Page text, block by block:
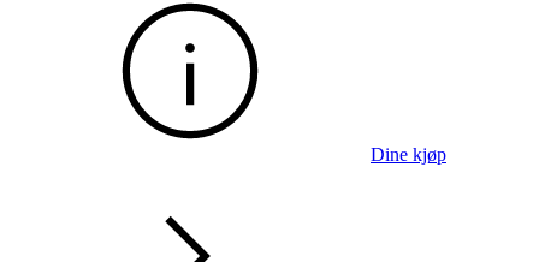
Dine kjøp